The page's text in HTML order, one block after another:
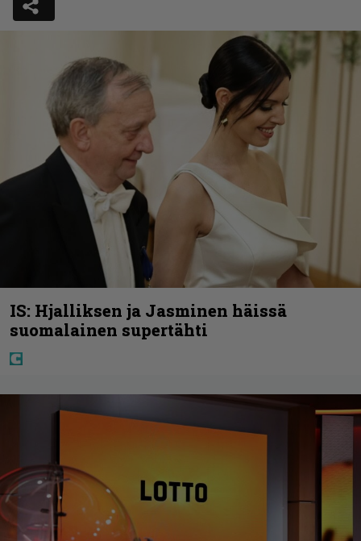
IS: Hjalliksen ja Jasminen häissä
suomalainen supertähti